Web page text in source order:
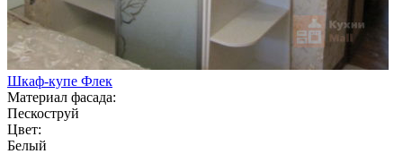
Шкаф-купе Флек
Материал фасада:
Пескоструй
Цвет:
Белый